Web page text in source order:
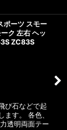
ポーツ スモー
ク 左右 ヘッ
ZC83S
び石などで起
ます。 各色、
透明両面テー